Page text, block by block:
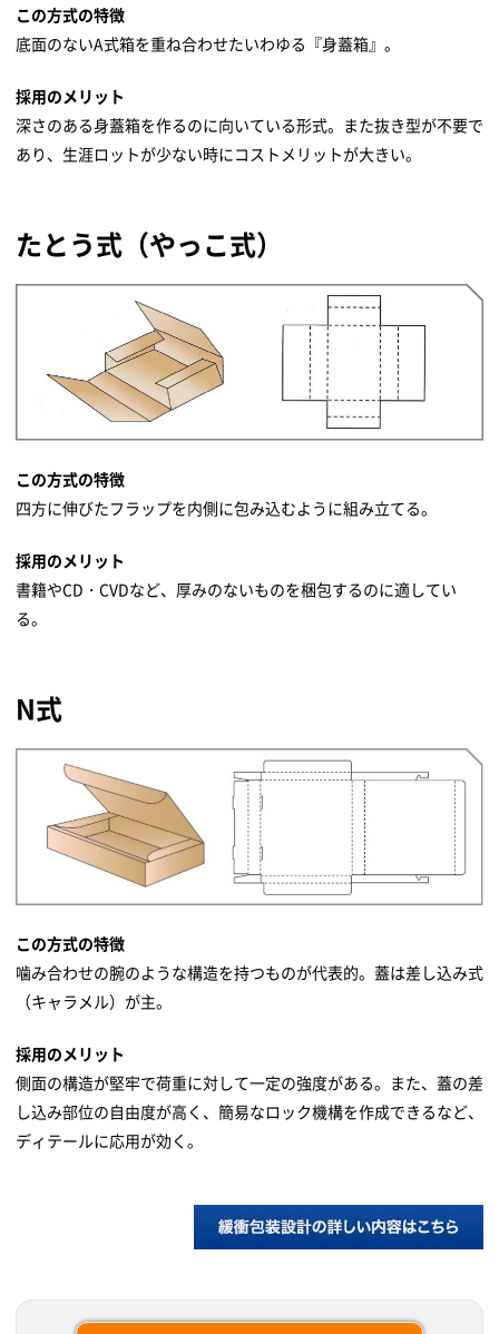
この方式の特徴
底面のないA式箱を重ね合わせたいわゆる『身蓋箱』。
採用のメリット
深さのある身蓋箱を作るのに向いている形式。また抜き型が不要で
あり、生涯ロットが少ない時にコストメリットが大きい。
たとう式（やっこ式）
この方式の特徴
四方に伸びたフラップを内側に包み込むように組み立てる。
採用のメリット
書籍やCD・CVDなど、厚みのないものを梱包するのに適してい
る。
N式
この方式の特徴
噛み合わせの腕のような構造を持つものが代表的。蓋は差し込み式
（キャラメル）が主。
採用のメリット
側面の構造が堅牢で荷重に対して一定の強度がある。また、蓋の差
し込み部位の自由度が高く、簡易なロック機構を作成できるなど、
ディテールに応用が効く。